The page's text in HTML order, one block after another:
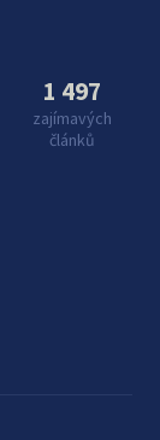
1 497
zajímavých
článků